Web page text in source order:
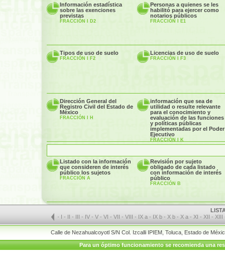
Información estadística
sobre las exenciones
previstas
FRACCIÓN I D2
Personas a quienes se les
habilitó para ejercer como
notarios públicos
FRACCIÓN I E1
Tipos de uso de suelo
FRACCIÓN I F2
Licencias de uso de suelo
FRACCIÓN I F3
Dirección General del
Registro Civil del Estado de
México
FRACCIÓN I H
información que sea de
utilidad o resulte relevante
para el conocimiento y
evaluación de las funciones
y políticas públicas
implementadas por el Poder
Ejecutivo
FRACCIÓN I K
Listado con la información
que consideren de interés
público los sujetos
FRACCIÓN A
Revisión por sujeto
obligado de cada listado
con información de interés
público
FRACCIÓN B
- I- II- III- IV-V-VI-VII-VIII- IX a - IX b - X b - X a - XI- XII- XIII
Calle de Nezahualcoyotl S/N Col. Izcalli IPIEM, Toluca, Estado de
Para un óptimo funcionamiento se recomienda una